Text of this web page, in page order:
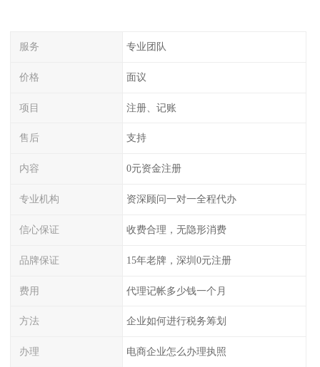
服务 专业团队
价格 面议
项目 注册、记账
售后 支持
内容 0元资金注册
专业机构 资深顾问一对一全程代办
信心保证 收费合理，无隐形消费
品牌保证 15年老牌，深圳0元注册
费用 代理记帐多少钱一个月
方法 企业如何进行税务筹划
办理 电商企业怎么办理执照